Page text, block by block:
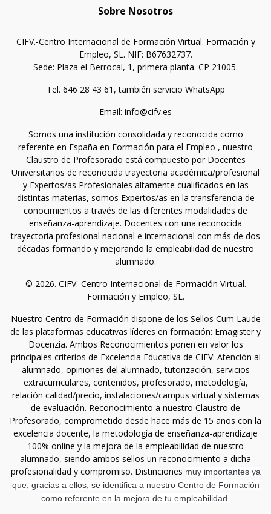
Sobre Nosotros
CIFV.-Centro Internacional de Formación Virtual. Formación y
Empleo, SL. NIF: B67632737.
Sede: Plaza el Berrocal, 1, primera planta. CP 21005.
Tel. 646 28 43 61, también servicio WhatsApp
Email: info@cifv.es
Somos una institución consolidada y reconocida como
referente en España en Formación para el Empleo , nuestro
Claustro de Profesorado está compuesto por Docentes
Universitarios de reconocida trayectoria académica/profesional
y Expertos/as Profesionales altamente cualificados en las
distintas materias, somos Expertos/as en la transferencia de
conocimientos a través de las diferentes modalidades de
enseñanza-aprendizaje. Docentes con una reconocida
trayectoria profesional nacional e internacional con más de dos
décadas formando y mejorando la empleabilidad de nuestro
alumnado.
© 2026. CIFV.-Centro Internacional de Formación Virtual.
Formación y Empleo, SL.
Nuestro Centro de Formación dispone de los Sellos Cum Laude
de las plataformas educativas líderes en formación: Emagister y
Docenzia. Ambos Reconocimientos ponen en valor los
principales criterios de Excelencia Educativa de CIFV: Atención al
alumnado, opiniones del alumnado, tutorización, servicios
extracurriculares, contenidos, profesorado, metodología,
relación calidad/precio, instalaciones/campus virtual y sistemas
de evaluación. Reconocimiento a nuestro Claustro de
Profesorado, comprometido desde hace más de 15 años con la
excelencia docente, la metodología de enseñanza-aprendizaje
100% online y la mejora de la empleabilidad de nuestro
alumnado, siendo ambos sellos un reconocimiento a dicha
profesionalidad y compromiso. Distinciones muy importantes ya
que, gracias a ellos, se identifica a nuestro Centro de Formación
como referente en la mejora de tu empleabilidad.